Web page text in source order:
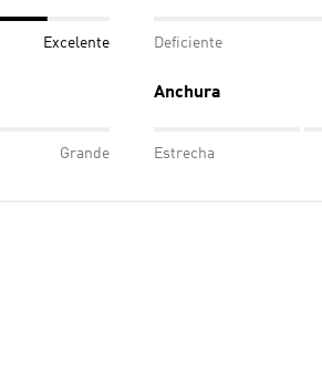
Excelente Deficiente
Grande
Anchura
Estrecha